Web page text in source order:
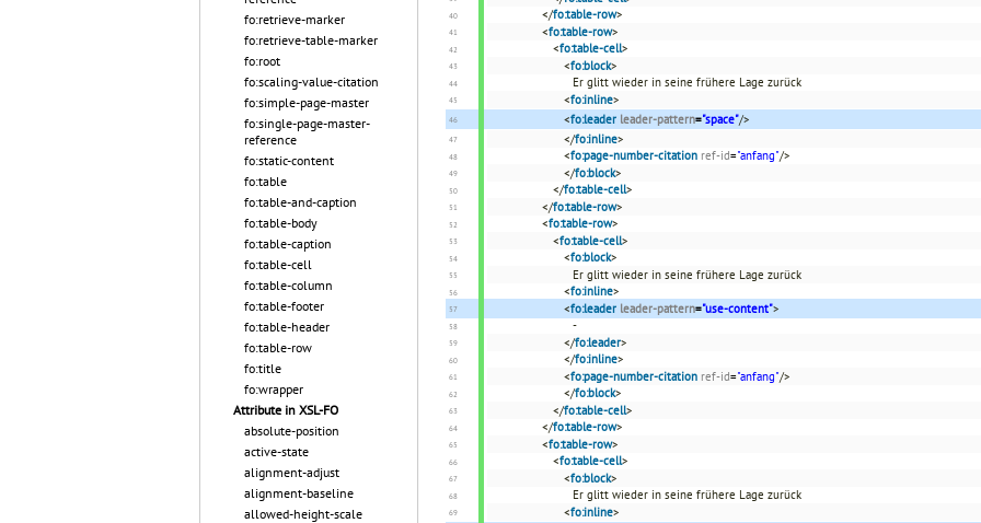
fo:retrieve-marker
fo:retrieve-table-marker
fo:root
fo:scaling-value-citation
fo:simple-page-master
fo:single-page-master-
reference
fo:static-content
fo:table
fo:table-and-caption
fo:table-body
fo:table-caption
fo:table-cell
fo:table-column
fo:table-footer
fo:table-header
fo:table-row
fo:title
fo:wrapper
Attribute in XSL-FO
absolute-position
active-state
alignment-adjust
alignment-baseline
allowed-height-scale
</fo:table-row>
<fo:table-row>
<fo:table-cell>
<fo:block>
Er glitt wieder in seine frühere Lage zurück
<fo:inline>
<fo:leader leader-pattern="space"/>
</fo:inline>
<fo:page-number-citation ref-id="anfang"/>
</fo:block>
</fo:table-cell>
</fo:table-row>
<fo:table-row>
<fo:table-cell>
<fo:block>
Er glitt wieder in seine frühere Lage zurück
<fo:inline>
<fo:leader leader-pattern="use-content">
-
</fo:leader>
</fo:inline>
<fo:page-number-citation ref-id="anfang"/>
</fo:block>
</fo:table-cell>
</fo:table-row>
<fo:table-row>
<fo:table-cell>
<fo:block>
Er glitt wieder in seine frühere Lage zurück
<fo:inline>